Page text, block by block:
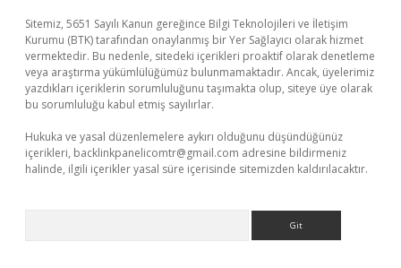
Sitemiz, 5651 Sayılı Kanun gereğince Bilgi Teknolojileri ve İletişim
Kurumu (BTK) tarafından onaylanmış bir Yer Sağlayıcı olarak hizmet
vermektedir. Bu nedenle, sitedeki içerikleri proaktif olarak denetleme
veya araştırma yükümlülüğümüz bulunmamaktadır. Ancak, üyelerimiz
yazdıkları içeriklerin sorumluluğunu taşımakta olup, siteye üye olarak
bu sorumluluğu kabul etmiş sayılırlar.
Hukuka ve yasal düzenlemelere aykırı olduğunu düşündüğünüz
içerikleri, backlinkpanelicomtr@gmail.com adresine bildirmeniz
halinde, ilgili içerikler yasal süre içerisinde sitemizden kaldırılacaktır.